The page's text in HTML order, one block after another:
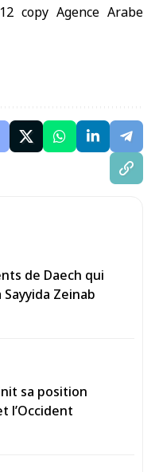
de Daech qui
Zeinab
sa position
l’Occident